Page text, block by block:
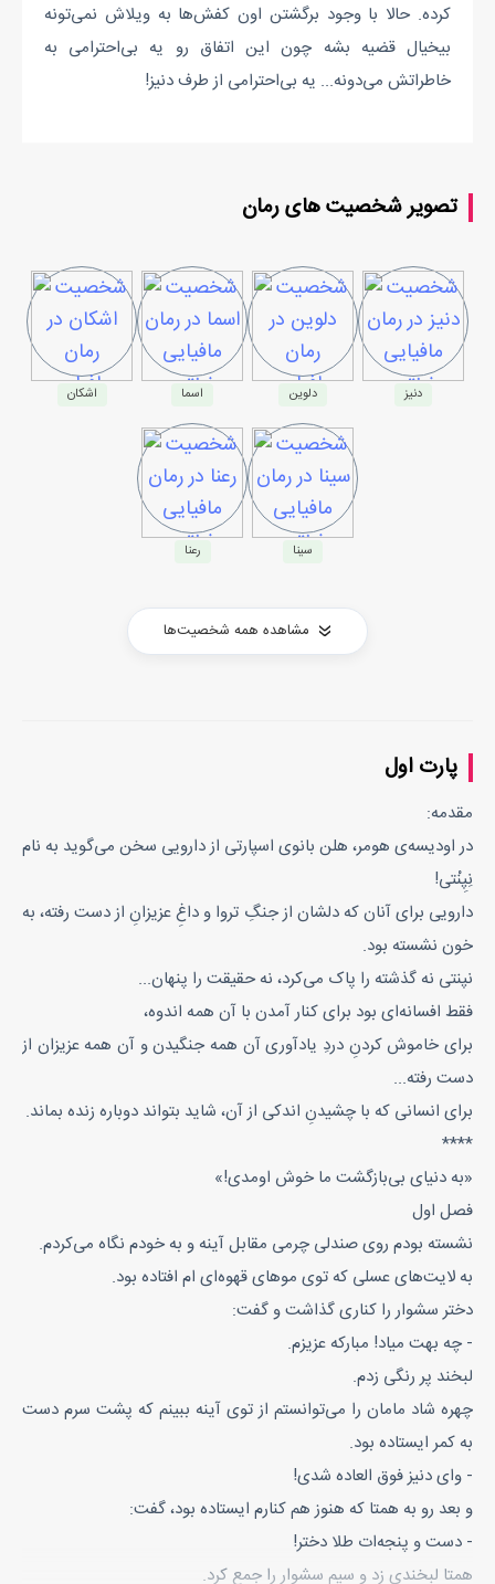
کرده. حالا با وجود برگشتن اون کفش‌ها به ویلاش نمی‌تونه
بیخیال قضیه بشه چون این اتفاق رو یه بی‌احترامی به
خاطراتش می‌دونه... یه بی‌احترامی از طرف دنیز!
تصویر شخصیت های رمان
اشکان اسما دلوین دنیز
رعنا سینا
مشاهده همه شخصیت‌ها
پارت اول
مقدمه:
در اودیسه‌ی هومر، هلن بانوی اسپارتی از دارویی سخن می‌گوید به نام
نِپِنْتی!
دارویی برای آنان که دلشان از جنگِ تروا و داغِ عزیزانِ از دست رفته، به
خون نشسته بود.
نپنتی نه گذشته را پاک می‌کرد، نه حقیقت را پنهان...
فقط افسانه‌ای بود برای کنار آمدن با آن همه اندوه،
برای خاموش کردنِ دردِ یادآوری آن همه جنگیدن و آن همه عزیزان از
دست رفته...
برای انسانی که با چشیدنِ اندکی از آن، شاید بتواند دوباره زنده بماند.
****
«به دنیای بی‌بازگشت ما خوش اومدی!»
فصل اول
نشسته بودم روی صندلی چرمی مقابل آینه و به خودم نگاه می‌کردم.
به لایت‌های عسلی که توی موهای قهوه‌ای ام افتاده بود.
دختر سشوار را کناری گذاشت و گفت:
- چه بهت میاد! مبارکه عزیزم.
لبخند پر رنگی زدم.
چهره شاد مامان را می‌توانستم از توی آینه ببینم که پشت سرم دست
به کمر ایستاده بود.
- وای دنیز فوق العاده شدی!
و بعد رو به همتا که هنوز هم کنارم ایستاده بود، گفت:
- دست و پنجه‌ات طلا دختر!
همتا لبخندی زد و سیم سشوار را جمع کرد.